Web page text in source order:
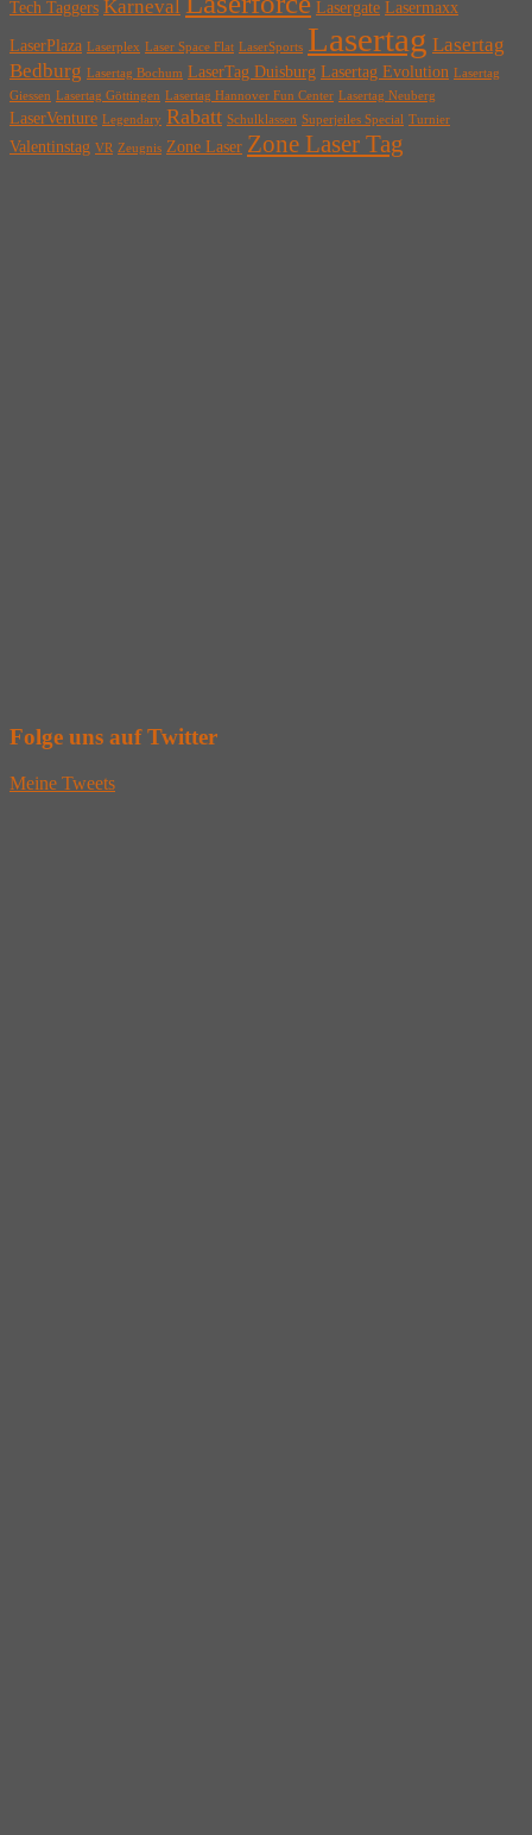
Tech Taggers Karneval Lasergate Lasermaxx
LaserPlaza Laserplex Laser Space Flat LaserSports Lasertag Lasertag
Bedburg Lasertag Bochum LaserTag Duisburg Lasertag Evolution Lasertag
Giessen Lasertag Göttingen Lasertag Hannover Fun Center Lasertag Neuberg
LaserVenture Legendary Rabatt Schulklassen Superjeiles Special Turnier
Valentinstag VR Zeugnis Zone Laser Zone Laser Tag
Folge uns auf Twitter
Meine Tweets